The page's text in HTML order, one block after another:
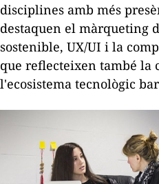
disciplines amb més
destaquen el màrqueting
sostenible, UX/UI i la
que reflecteixen també la
l'ecosistema tecnològic